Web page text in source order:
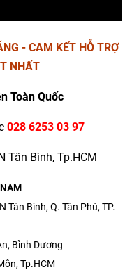
- CAM KẾT HỖ TRỢ
NHẤT
Toàn Quốc
028 6253 03 97
Tân Bình, Tp.HCM
Tân Bình, Q. Tân Phú, TP.
Bình Dương
Tp.HCM